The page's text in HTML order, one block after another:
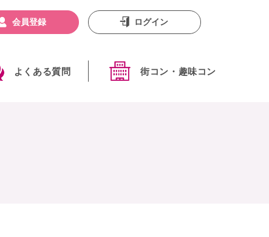
よくある質問 街コン・趣味コン
会員登録 ログイン